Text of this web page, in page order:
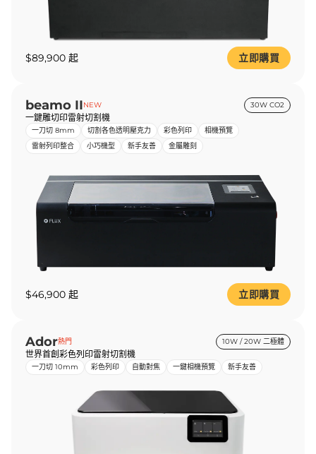
$89,900 起 立即購買
beamo IINEW 30W CO2
一鍵雕切印雷射切割機
一刀切 8mm 切割各色透明壓克力 彩色列印
相機預覽
雷射列印整合
小巧機型 新手友善 金屬雕刻
$46,900 起 立即購買
Ador熱門 10W / 20W 二極體
世界首創彩色列印雷射切割機
一刀切 10mm 彩色列印 自動對焦 一鍵相機預覽 新手友善